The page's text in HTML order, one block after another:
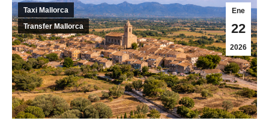
Ene
22
2026
Taxi Mallorca
Transfer Mallorca